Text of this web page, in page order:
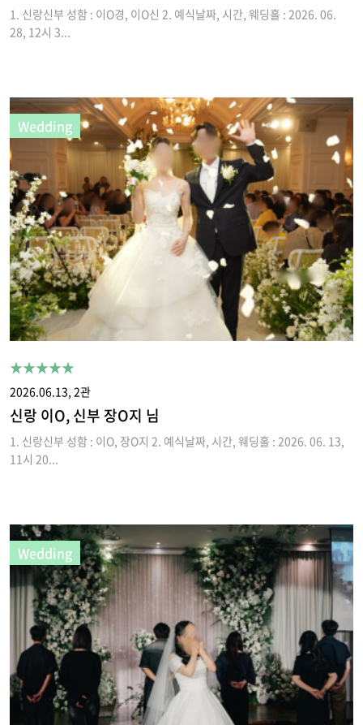
1. 신랑신부 성함 : 이O경, 이O신 2. 예식날짜, 시간, 웨딩홀 : 2026. 06.
28, 12시 3...
Wedding
★★★★★
2026.06.13, 2관
신랑 이O, 신부 장O지 님
1. 신랑신부 성함 : 이O, 장O지 2. 예식날짜, 시간, 웨딩홀 : 2026. 06. 13,
11시 20...
Wedding